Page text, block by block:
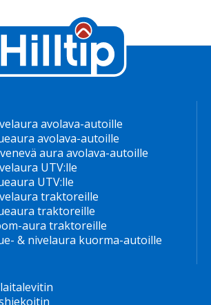
avolava-autoille
avolava-autoille
aura avolava-autoille
UTV:lle
UTV:lle
traktoreille
traktoreille
aura traktoreille
& nivelaura kuorma-autoille